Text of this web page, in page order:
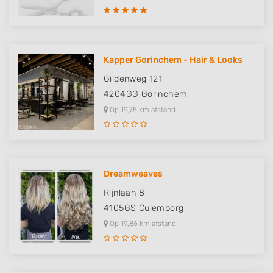
Kapper Gorinchem - Hair & Looks
Gildenweg 121
4204GG Gorinchem
Op 19,75 km afstand
Dreamweaves
Rijnlaan 8
4105GS Culemborg
Op 19,86 km afstand
Advertising